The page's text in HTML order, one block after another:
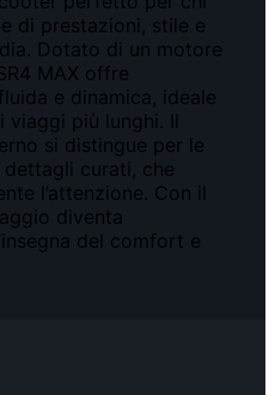
di prestazioni, stile e
Dotato di un motore
MAX offre
e dinamica, ideale
viaggi più lunghi. Il
si distingue per le
curati, che
l’attenzione. Con il
diventa
del comfort e